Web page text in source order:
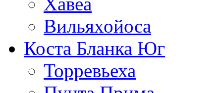
Вильяхойоса
Коста Бланка Юг
Торревьеха